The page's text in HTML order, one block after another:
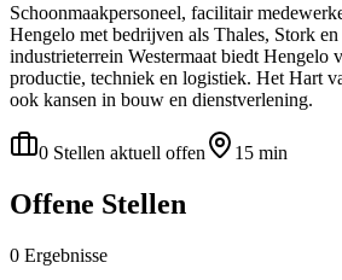
Schoonmaakpersoneel, facilitair
Hengelo met bedrijven als Thales, Stork
industrieterrein Westermaat biedt Hengelo
productie, techniek en logistiek. Het Hart
ook kansen in bouw en dienstverlening.
0 Stellen aktuell offen 15 min
Offene Stellen
0 Ergebnisse